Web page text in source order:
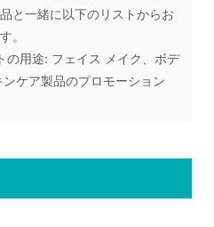
と一緒に以下のリストからお
。
の用途: フェイス メイク、ボデ
ケア製品のプロモーション